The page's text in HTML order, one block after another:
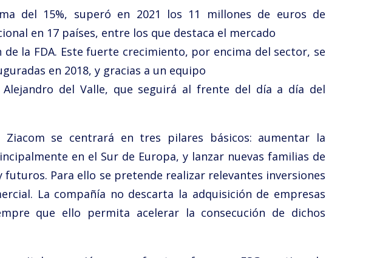
del 15%, superó en 2021 los 11 millones de euros de
en 17 países, entre los que destaca el mercado
la FDA. Este fuerte crecimiento, por encima del sector, se
en 2018, y gracias a un equipo
del Valle, que seguirá al frente del día a día del
se centrará en tres pilares básicos: aumentar la
en el Sur de Europa, y lanzar nuevas familias de
Para ello se pretende realizar relevantes inversiones
La compañía no descarta la adquisición de empresas
que ello permita acelerar la consecución de dichos